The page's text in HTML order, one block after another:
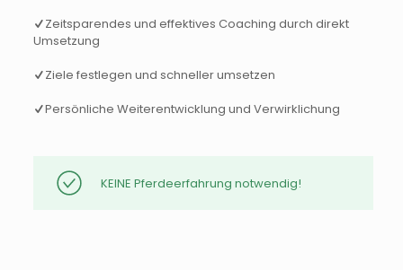
Zeitsparendes und effektives Coaching durch direkt
Umsetzung
Ziele festlegen und schneller umsetzen
Persönliche Weiterentwicklung und Verwirklichung
KEINE Pferdeerfahrung notwendig!